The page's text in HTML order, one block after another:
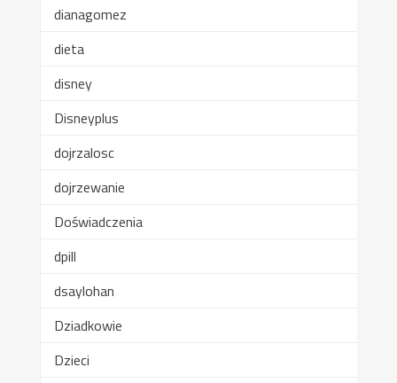
dianagomez
dieta
disney
Disneyplus
dojrzalosc
dojrzewanie
Doświadczenia
dpill
dsaylohan
Dziadkowie
Dzieci